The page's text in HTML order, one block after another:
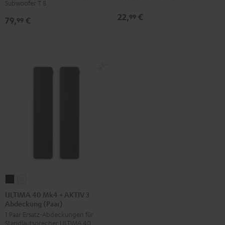
Weiß
Subwoofer T 8
79,99 € 22,99 €
40
Mk4
+
40
Mk4
+
ULTIMA 40 Mk4 + AKTIV 3
Abdeckung (Paar)
1 Paar Ersatz-Abdeckungen für
Standlautsprecher ULTIMA 40